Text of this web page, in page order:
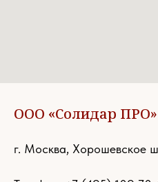
ООО «Солидар ПРО»
г. Москва, Хорошевское